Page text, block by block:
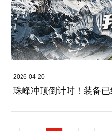
2026-04-20
珠峰冲顶倒计时！装备已